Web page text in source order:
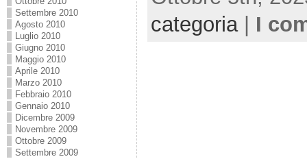
Settembre 2010
Agosto 2010
Luglio 2010
Giugno 2010
Maggio 2010
Aprile 2010
Marzo 2010
Febbraio 2010
Gennaio 2010
Dicembre 2009
Novembre 2009
Ottobre 2009
Settembre 2009
categoria| I